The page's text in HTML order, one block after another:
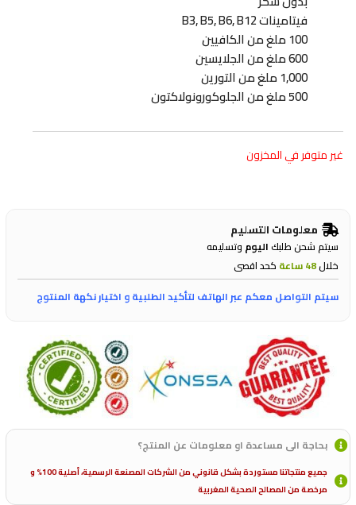
فيتامينات B3, B5, B6, B12
100 ملغ من الكافيين
600 ملغ من الجلايسين
1,000 ملغ من التورين
500 ملغ من الجلوكورونولاكتون
غير متوفر في المخزون
معلومات التسليم
سيتم شحن طلبكاليوم وتسليمه
خلال48 ساعة
كحد اقصى
سيتم التواصل معكم عبر الهاتف لتأكيد الطلبية و اختيار نكهة المنتوج
بحاجة الى مساعدة او معلومات عن المنتج؟
جميع منتجاتنا مستوردة بشكل قانوني من الشركات المصنعة الرسمية، أصلية 100% و
مرخصة من المصالح الصحية المغربية